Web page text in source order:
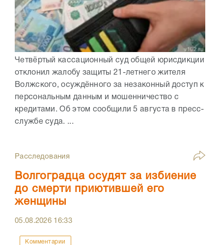
Четвёртый кассационный суд общей юрисдикции
отклонил жалобу защиты 21-летнего жителя
Волжского, осуждённого за незаконный доступ к
персональным данным и мошенничество с
кредитами. Об этом сообщили 5 августа в пресс-
службе суда. ...
Расследования
Волгоградца осудят за избиение
до смерти приютившей его
женщины
05.08.2026 16:33
Комментарии